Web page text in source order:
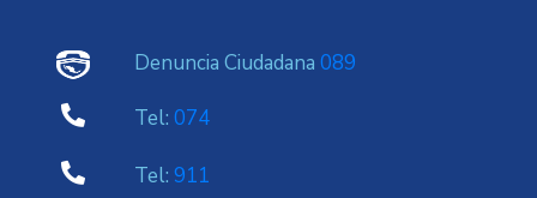
Denuncia Ciudadana 089
Tel: 074
Tel: 911